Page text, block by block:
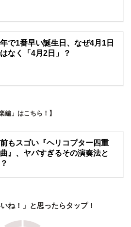
で1番早い誕生日、なぜ4月1日
なく「4月2日」？
編」はこちら！】
もスゴい『ヘリコプター四重
』、ヤバすぎるその演奏法と
ね！」と思ったらタップ！